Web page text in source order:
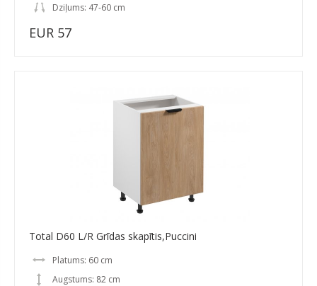
Dziļums: 47-60 cm
EUR 57
Total D60 L/R Grīdas skapītis,Puccini
Platums: 60 cm
Augstums: 82 cm